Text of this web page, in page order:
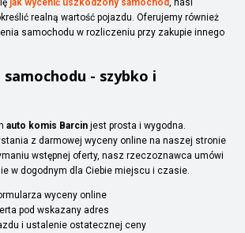
jak wycenić uszkodzony samochód, nasi
realną wartość pojazdu. Oferujemy również
samochodu w rozliczeniu przy zakupie innego
samochodu - szybko i
auto komis Barcin jest prosta i wygodna.
z darmowej wyceny online na naszej stronie
wstępnej oferty, nasz rzeczoznawca umówi
w dogodnym dla Ciebie miejscu i czasie.
wyceny online
pod wskazany adres
i ustalenie ostatecznej ceny